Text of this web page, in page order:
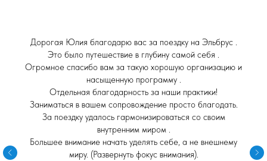
Дорогая Юлия благодарю вас за поездку на Эльбрус .
Это было путешествие в глубину самой себя .
Огромное спасибо вам за такую хорошую организацию и
насыщенную программу .
Отдельная благодарность за наши практики!
Заниматься в вашем сопровождение просто благодать.
За поездку удалось гармонизироваться со своим
внутренним миром .
Большее внимание начать уделять себе, а не внешнему
миру. (Развернуть фокус внимания).